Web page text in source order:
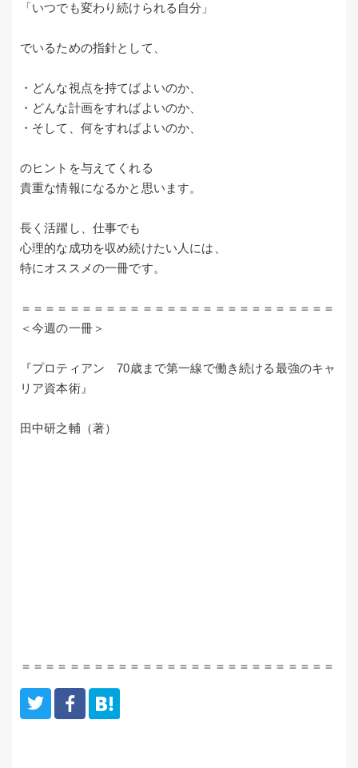
「いつでも変わり続けられる自分」
でいるための指針として、
・どんな視点を持てばよいのか、
・どんな計画をすればよいのか、
・そして、何をすればよいのか、
のヒントを与えてくれる
貴重な情報になるかと思います。
長く活躍し、仕事でも
心理的な成功を収め続けたい人には、
特にオススメの一冊です。
＝＝＝＝＝＝＝＝＝＝＝＝＝＝＝＝＝＝＝＝＝＝＝＝＝＝
＜今週の一冊＞
『プロティアン 70歳まで第一線で働き続ける最強のキャ
リア資本術』
田中研之輔（著）
＝＝＝＝＝＝＝＝＝＝＝＝＝＝＝＝＝＝＝＝＝＝＝＝＝＝